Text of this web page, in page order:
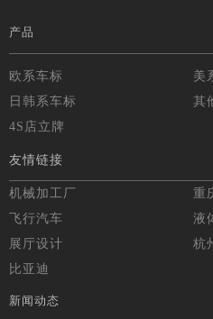
产品
欧系车标
美
日韩系车标
其
4S店立牌
友情链接
机械加工厂
重
飞行汽车
液
展厅设计
杭
比亚迪
新闻动态